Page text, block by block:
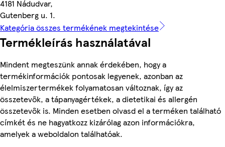
4181 Nádudvar,
Gutenberg u. 1.
Kategória összes termékének megtekintése
Termékleírás használatával
Mindent megteszünk annak érdekében, hogy a
termékinformációk pontosak legyenek, azonban az
élelmiszertermékek folyamatosan változnak, így az
összetevők, a tápanyagértékek, a dietetikai és allergén
összetevők is. Minden esetben olvasd el a terméken található
címkét és ne hagyatkozz kizárólag azon információkra,
amelyek a weboldalon találhatóak.